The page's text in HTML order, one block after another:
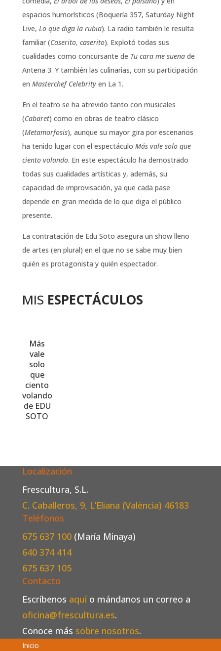
espacios humorísticos (Boquería 357, Saturday Night
Live, Lo que diga la rubia). La radio también le resulta
familiar (Caserito, caserito). Explotó todas sus
cualidades como concursante de Tu cara me suenade
Antena 3. Y también las culinarias, con su participación
en Masterchef Celebrityen La 1.
En el teatro se ha atrevido tanto con musicales
(Cabaret) como en obras de teatro clásico
(Metamorfosis), aunque su mayor gira por escenarios
ha tenido lugar con el espectáculo Más vale solo que
ciento volando. En este espectáculo ha demostrado
todas sus cualidades artísticas y, además, su
capacidad de improvisación, ya que cada pase
depende en gran medida de lo que diga el público
presente.
La contratación de Edu Soto asegura un show lleno
de artes (en plural) en el que no se sabe muy bien
quién es protagonista y quién espectador.
MIS ESPECTÁCULOS
Más
vale
solo
que
ciento
volando
de EDU
SOTO
Localización
Frescultura, S.L.
C. Caballeros, 9, L’Eliana (València) 46183
Teléfonos
675 637 100 (María Minaya)
640 374 414
675 637 105
Contacto
Escríbenos aquío mándanos un correo a
oficina@frescultura.es.
Conoce más sobre nosotros.
Inicio